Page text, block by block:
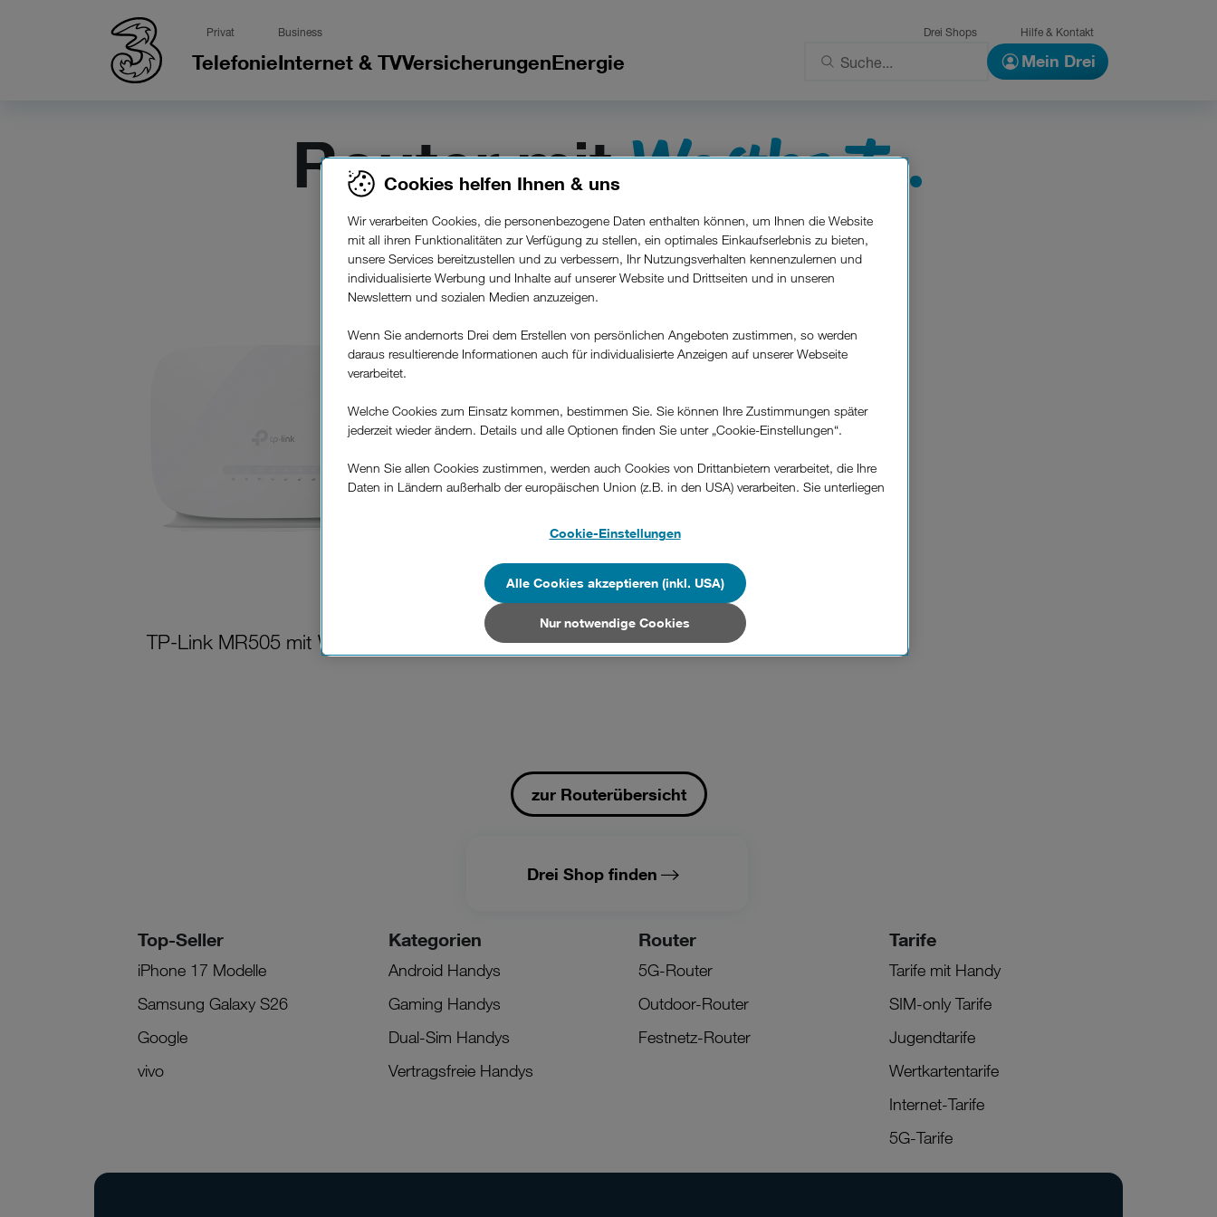
Privat Business Drei Shops Hilfe & Kontakt
TelefonieInternet & TVVersicherungenEnergie Mein Drei
Router mitWertkarte.
TP-Link MR505 mit Wertkarte
zur Routerübersicht
Drei Shop finden
Top-Seller
iPhone 17 Modelle
Samsung Galaxy S26
Google
vivo
Kategorien
Android Handys
Gaming Handys
Dual-Sim Handys
Vertragsfreie Handys
Router
5G-Router
Outdoor-Router
Festnetz-Router
Tarife
Tarife mit Handy
SIM-only Tarife
Jugendtarife
Wertkartentarife
Internet-Tarife
5G-Tarife
Cookies helfen Ihnen & uns
Wir verarbeiten Cookies, die personenbezogene Daten enthalten können, um Ihnen die Website
mit all ihren Funktionalitäten zur Verfügung zu stellen, ein optimales Einkaufserlebnis zu bieten,
unsere Services bereitzustellen und zu verbessern, Ihr Nutzungsverhalten kennenzulernen und
individualisierte Werbung und Inhalte auf unserer Website und Drittseiten und in unseren
Newslettern und sozialen Medien anzuzeigen.
Wenn Sie andernorts Drei dem Erstellen von persönlichen Angeboten zustimmen, so werden
daraus resultierende Informationen auch für individualisierte Anzeigen auf unserer Webseite
verarbeitet.
Welche Cookies zum Einsatz kommen, bestimmen Sie. Sie können Ihre Zustimmungen später
jederzeit wieder ändern. Details und alle Optionen finden Sie unter „Cookie-Einstellungen“.
Wenn Sie allen Cookies zustimmen, werden auch Cookies von Drittanbietern verarbeitet, die Ihre
Daten in Ländern außerhalb der europäischen Union (z.B. in den USA) verarbeiten. Sie unterliegen
Cookies von Unternehmen in Drittstaaten, die ein ähnliches Datenschutzniveau wie in der
Europäischen Union aufweisen (z.B. Data Privacy Framework), werden wie europäische
Wenn Sie „Nur notwendige Cookies“ wählen, dann sind für Sie nur jene Cookies im Einsatz, die
zur Funktion dieser Website unerlässlich sind.
Cookie-Einstellungen
Nur notwendige Cookies
Alle Cookies akzeptieren (inkl. USA)